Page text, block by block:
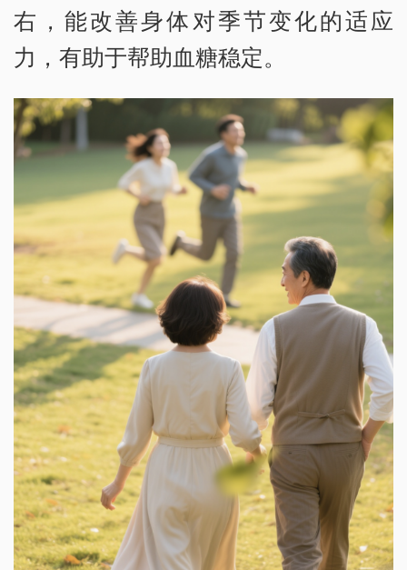
右，能改善身体对季节变化的适应
力，有助于帮助血糖稳定。